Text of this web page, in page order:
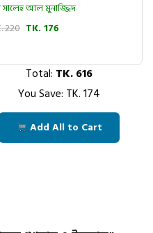
সালেহ আল মুনাজ্জিদ
220 TK. 176
Total: TK.616
You Save: TK.174
Add All to Cart